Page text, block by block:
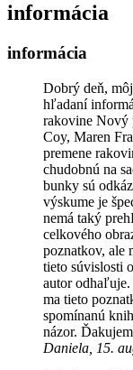
informácia
informácia
Dobrý deň,
hľadaní
rakovine Nový
Coy, Maren
premene
chudobnú na
bunky sú
výskume je
nemá taký
celkového
poznatkov, ale
tieto súvislosti
autor odhaľuje.
ma tieto
spomínanú
názor.
Daniela, 15.